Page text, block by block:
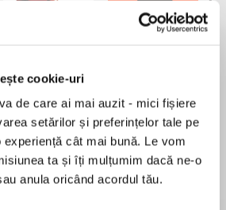
cookie-uri
de care ai mai auzit - mici fișiere
setărilor și preferințelor tale pe
cât mai bună. Le vom
ta și îți mulțumim dacă ne-o
anula oricând acordul tău.
Diavolul se îmbracă de